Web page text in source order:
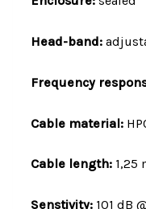
Head-band:
Frequency
Cable material:
Cable length:1,25
Senstivity: 101 dB